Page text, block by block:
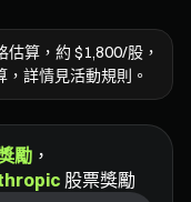
算，約 $1,800/股，
詳情見活動規則。
勵 ，
股票獎勵